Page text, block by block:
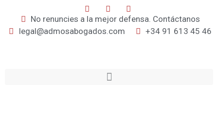
No renuncies a la mejor defensa. Contáctanos
legal@admosabogados.com
+34 91 613 45 46